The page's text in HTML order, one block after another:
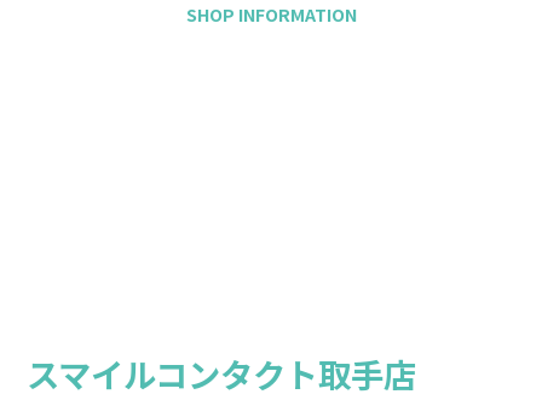
SHOP INFORMATION
スマイルコンタクト取⼿店